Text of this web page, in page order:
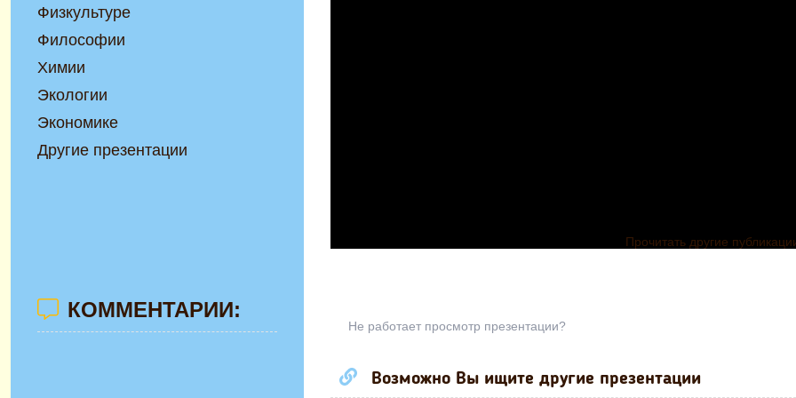
Прочитать другие
Не работает просмотр презентации?
Возможно Вы ищите другие презентации
Физкультуре
Философии
Химии
Экологии
Экономике
Другие презентации
КОММЕНТАРИИ: